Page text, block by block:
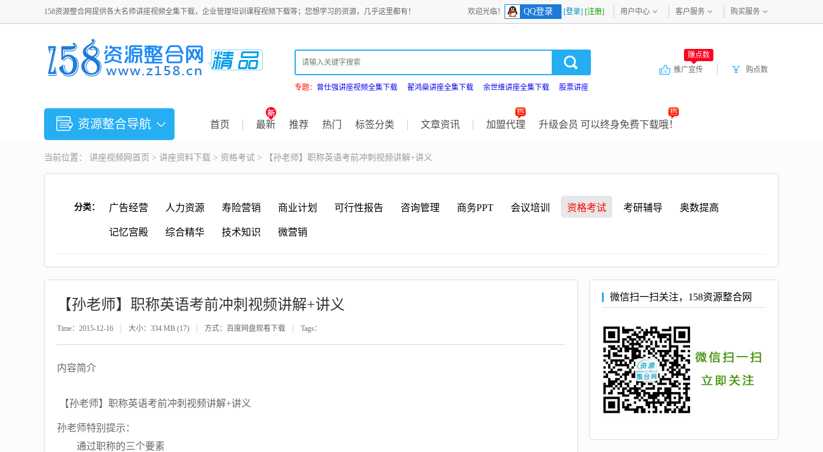
158资源整合网提供各大名师讲座视频全集下载，企业管理培训课程视频下载等；您想学习的资源，几乎这里都有！ 欢迎光临！ QQ登录 [登录] [注册] 用户中心 客户服务 购买服务
专题： 曾仕强讲座视频全集下载 翟鸿燊讲座全集下载 余世维讲座全集下载 股票讲座
购点数
推广宣传
赚点数
资源整合导航 首页 最新 推荐 热门 标签分类 文章资讯 加盟代理 升级会员 可以终身免费下载哦！
当前位置： 讲座视频 网首页 > 讲座资料下载 > 资格考试 > 【孙老师】职称英语考前冲刺视频讲解+讲义
分类： 广告经营 人力资源 寿险营销 商业计划 可行性报告 咨询管理 商务PPT 会议培训 资格考试 考研辅导 奥数提高
记忆宫殿 综合精华 技术知识 微营销
【孙老师】职称英语考前冲刺视频讲解+讲义
Time：2015-12-16 大小：334 MB (17) 方式：百度网盘观看下载 Tags：
内容简介
【孙老师】职称英语考前冲刺视频讲解+讲义
孙老师特别提示：
通过职称的三个要素
微信扫一扫关注，158资源整合网